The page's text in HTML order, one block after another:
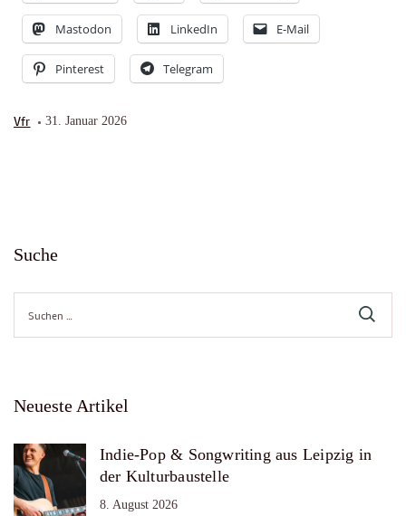
Mastodon LinkedIn E-Mail
Pinterest Telegram
Vfr 31. Januar 2026
Suche
nach:
Neueste Artikel
Indie-Pop & Songwriting aus Leipzig in
der Kulturbaustelle
8. August 2026